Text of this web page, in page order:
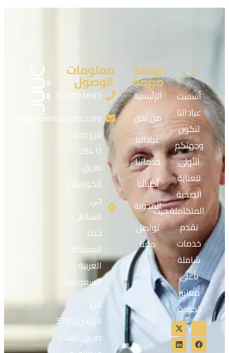
أسست
عياداتنا
لتكون
وجهتكم
الأولى
للعناية
الصحية
المتكاملة،حيث
نقدم
خدمات
شاملة
بأعلى
معايير
الجودة
روابط
مهمة
الرئيسية
من نحن
عياداتنا
خدماتنا
أطبائنا
المدونة
تواصل
معنا
معلومات
الوصول
920003693
info@downtownmc.care
فرع جدة
(2841
طريق
الكورنيش،
حي
الشاطئ،
جدة
المملكة
العربية
السعودية)
فرع
الرياض(3205
طريق الملك